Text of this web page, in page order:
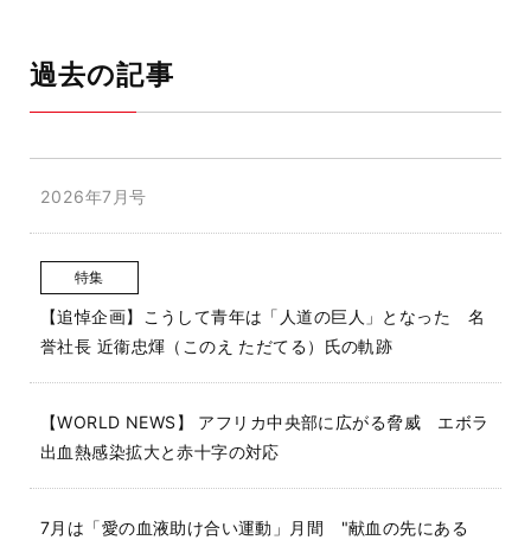
過去の記事
2026年7月号
特集
【追悼企画】こうして青年は「人道の巨人」となった 名
誉社長 近衞忠煇（このえ ただてる）氏の軌跡
【WORLD NEWS】 アフリカ中央部に広がる脅威 エボラ
出血熱感染拡大と赤十字の対応
7月は「愛の血液助け合い運動」月間 "献血の先にある